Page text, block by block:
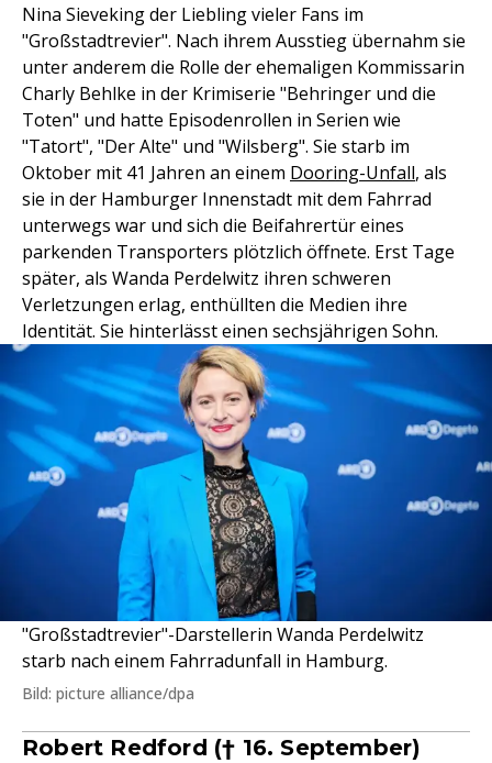
Nina Sieveking der Liebling vieler Fans im
"Großstadtrevier". Nach ihrem Ausstieg übernahm sie
unter anderem die Rolle der ehemaligen Kommissarin
Charly Behlke in der Krimiserie "Behringer und die
Toten" und hatte Episodenrollen in Serien wie
"Tatort", "Der Alte" und "Wilsberg". Sie starb im
Oktober mit 41 Jahren an einem Dooring-Unfall, als
sie in der Hamburger Innenstadt mit dem Fahrrad
unterwegs war und sich die Beifahrertür eines
parkenden Transporters plötzlich öffnete. Erst Tage
später, als Wanda Perdelwitz ihren schweren
Verletzungen erlag, enthüllten die Medien ihre
Identität. Sie hinterlässt einen sechsjährigen Sohn.
"Großstadtrevier"-Darstellerin Wanda Perdelwitz
starb nach einem Fahrradunfall in Hamburg.
Bild: picture alliance/dpa
Robert Redford († 16. September)